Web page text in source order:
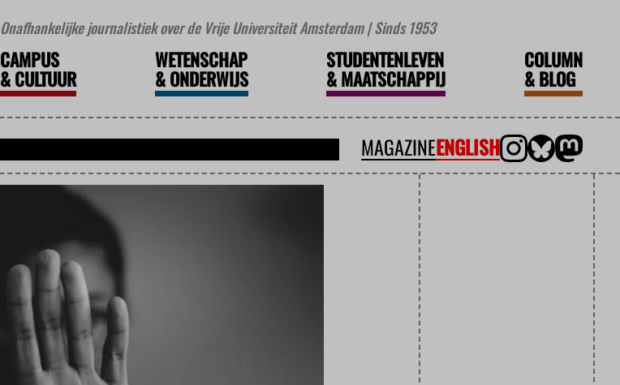
Onafhankelijke journalistiek over de Vrije Universiteit Amsterdam | Sinds 1953
CAMPUS
&CULTUUR
WETENSCHAP
&ONDERWIJS
STUDENTENLEVEN
&MAATSCHAPPIJ
COLUMN
&BLOG
MAGAZINEENGLISH